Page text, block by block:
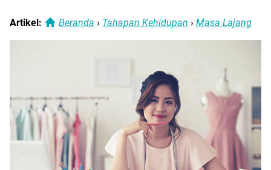
Artikel: Beranda › Tahapan Kehidupan › Masa Lajang